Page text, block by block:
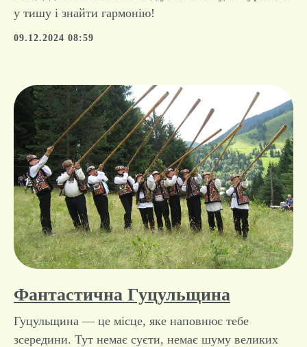
у тишу і знайти гармонію!
09.12.2024 08:59
Фантастична Гуцульщина
Гуцульщина — це місце, яке наповнює тебе
зсередини. Тут немає суєти, немає шуму великих